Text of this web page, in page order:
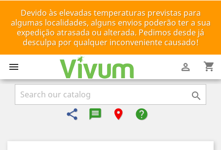
Devido às elevadas temperaturas previstas para
algumas localidades, alguns envios poderão ter a sua
expedição atrasada ou alterada. Pedimos desde já
desculpa por qualquer inconveniente causado!
 shopping_cart


share message-reply-text
room help